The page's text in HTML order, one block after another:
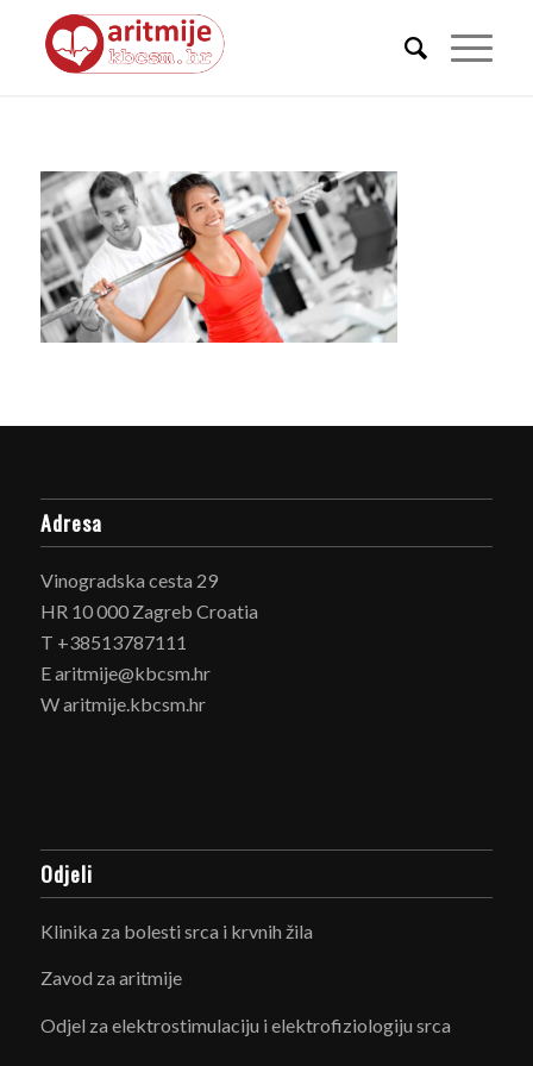
Adresa
Vinogradska cesta 29
HR 10 000 Zagreb Croatia
T +38513787111
E aritmije@kbcsm.hr
W aritmije.kbcsm.hr
Odjeli
Klinika za bolesti srca i krvnih žila
Zavod za aritmije
Odjel za elektrostimulaciju i elektrofiziologiju srca